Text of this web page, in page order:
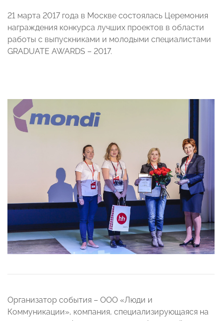
21 марта 2017 года в Москве состоялась Церемония
награждения конкурса лучших проектов в области
работы с выпускниками и молодыми специалистами
GRADUATE AWARDS – 2017.
Организатор события – ООО «Люди и
Коммуникации», компания, специализирующаяся на